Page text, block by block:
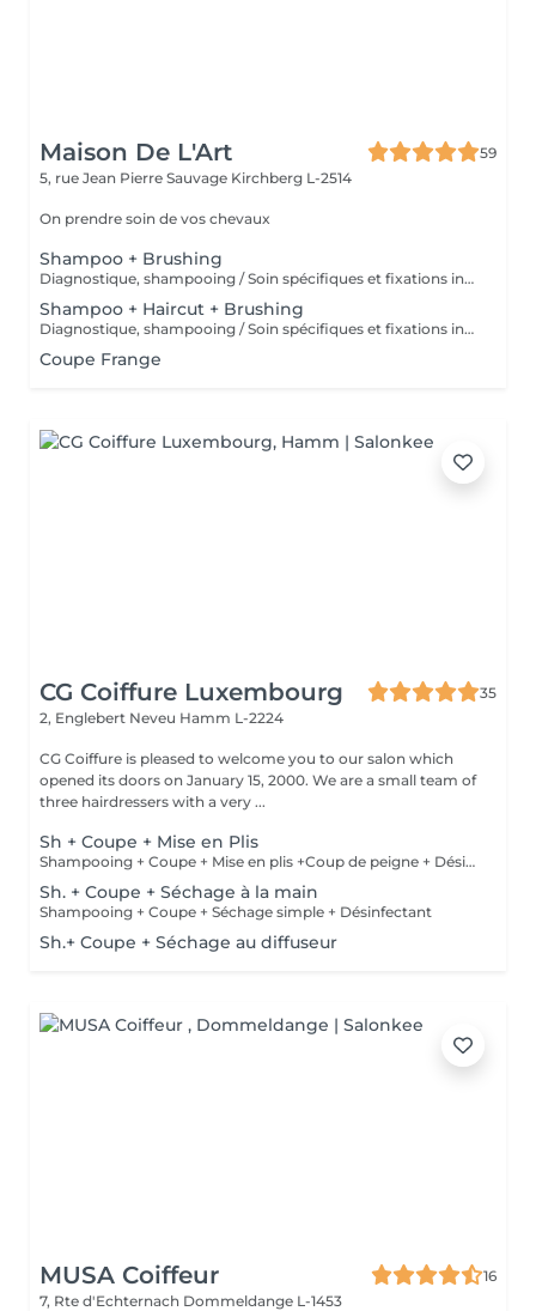
Maison De L'Art
59
5, rue Jean Pierre Sauvage Kirchberg L-2514
On prendre soin de vos chevaux
Shampoo + Brushing
Diagnostique, shampooing / Soin spécifiques et fixations inclus
Shampoo + Haircut + Brushing
Diagnostique, shampooing / Soin spécifiques et fixations inclus
Coupe Frange
CG Coiffure Luxembourg
35
2, Englebert Neveu Hamm L-2224
CG Coiffure is pleased to welcome you to our salon which
opened its doors on January 15, 2000. We are a small team of
three hairdressers with a very ...
Sh + Coupe + Mise en Plis
Shampooing + Coupe + Mise en plis +Coup de peigne + Désinfectant
Sh. + Coupe + Séchage à la main
Shampooing + Coupe + Séchage simple + Désinfectant
Sh.+ Coupe + Séchage au diffuseur
MUSA Coiffeur
16
7, Rte d'Echternach Dommeldange L-1453